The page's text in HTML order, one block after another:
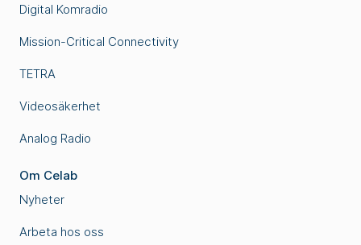
Digital Komradio
Mission-Critical Connectivity
TETRA
Videosäkerhet
Analog Radio
Om Celab
Nyheter
Arbeta hos oss